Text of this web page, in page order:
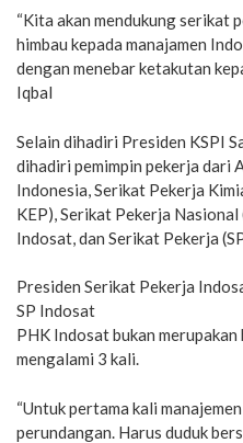
“Kita akan mendukung serikat
himbau kepada manajamen
dengan menebar ketakutan
Iqbal
Selain dihadiri Presiden KSPI
dihadiri pemimpin pekerja dari
Indonesia, Serikat Pekerja
KEP), Serikat Pekerja Nasional
Indosat, dan Serikat Pekerja
Presiden Serikat Pekerja
SP Indosat
PHK Indosat bukan
mengalami 3 kali.
“Untuk pertama kali
perundangan. Harus duduk